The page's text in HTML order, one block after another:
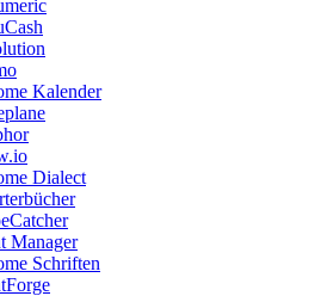
Kalender
Dialect
Manager
Schriften